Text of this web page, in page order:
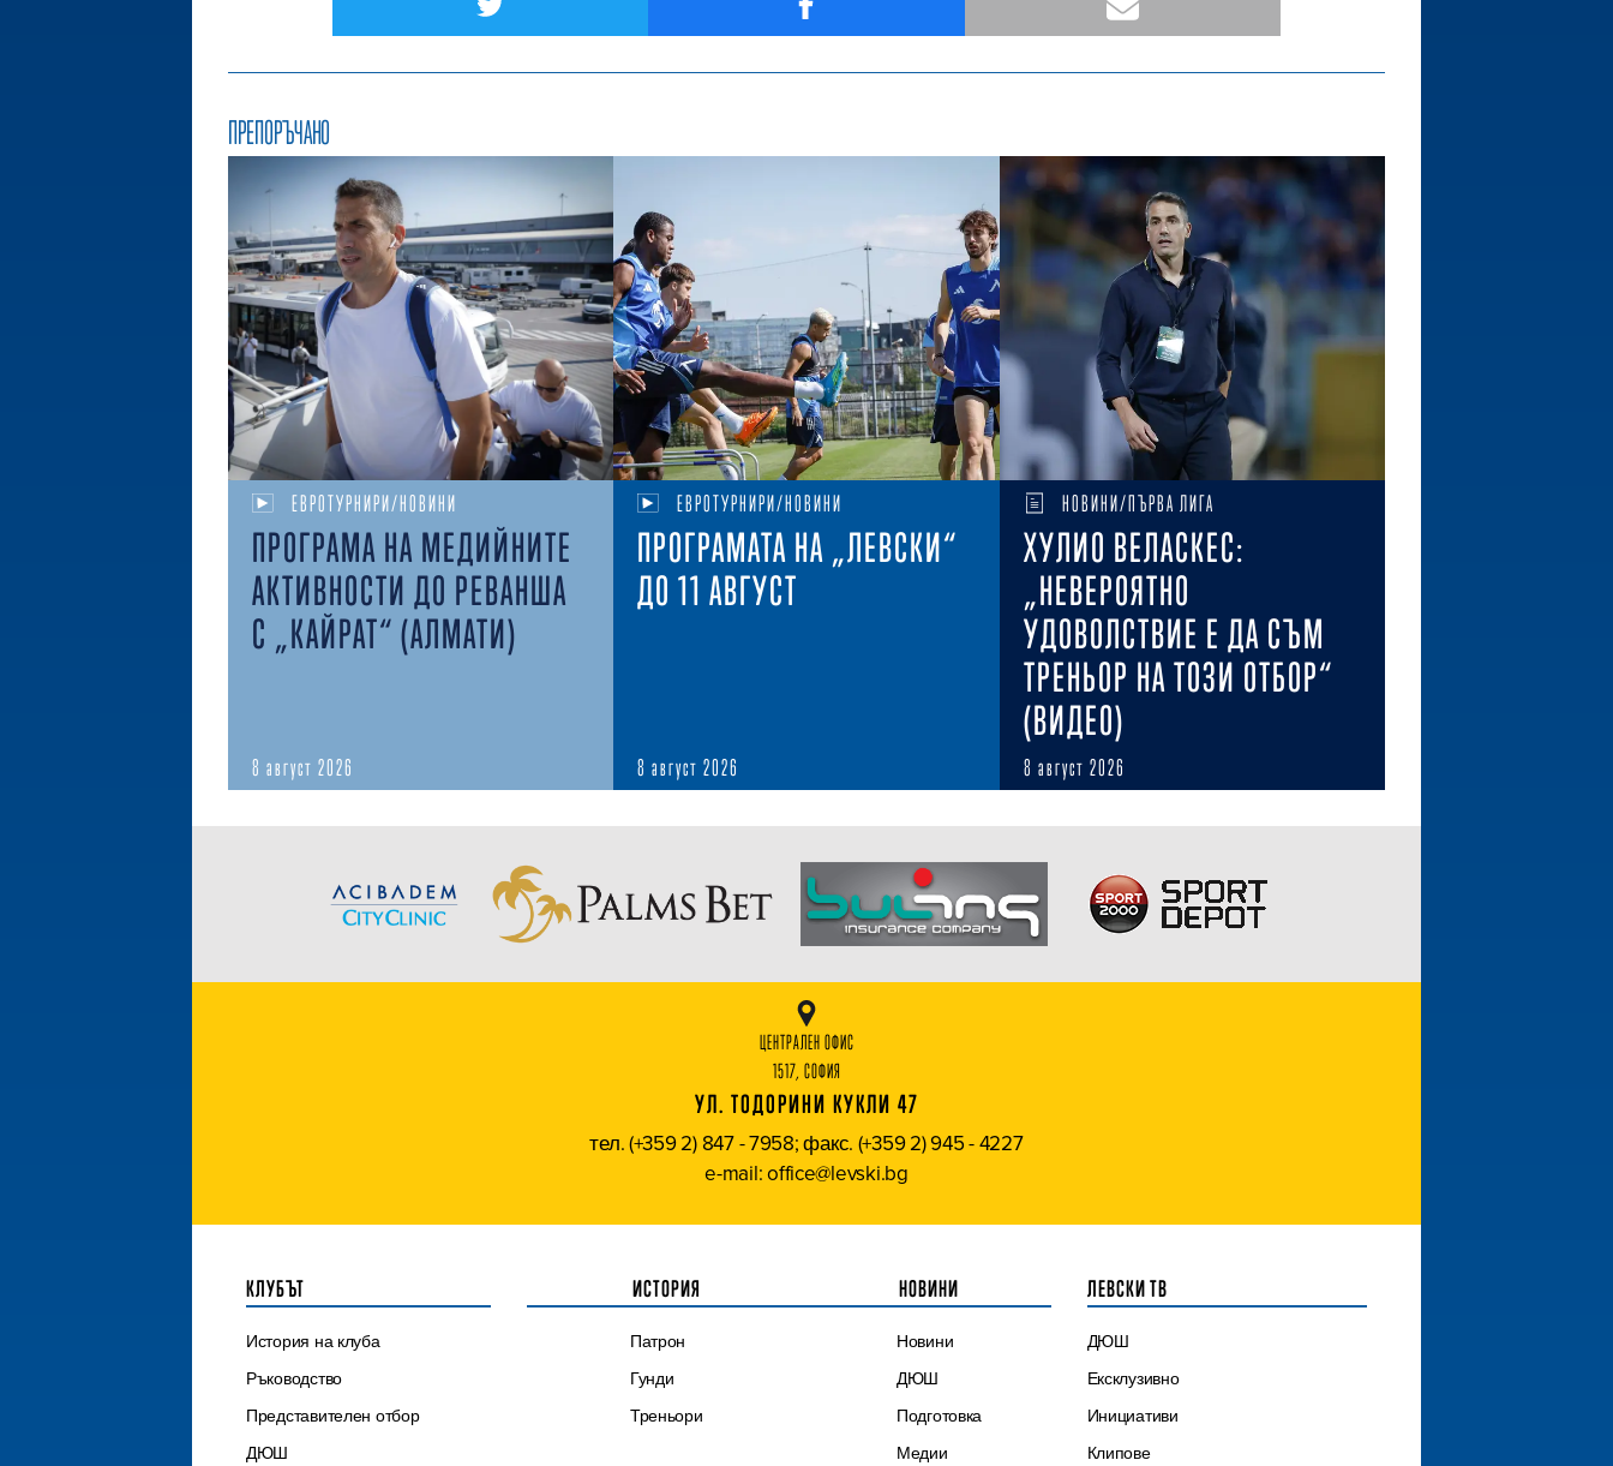
ПРЕПОРЪЧАНО
ЕВРОТУРНИРИ/НОВИНИ
ПРОГРАМА НА МЕДИЙНИТЕ
АКТИВНОСТИ ДО РЕВАНША
С „КАЙРАТ“ (АЛМАТИ)
8 август 2026
ЕВРОТУРНИРИ/НОВИНИ
ПРОГРАМАТА НА „ЛЕВСКИ“
ДО 11 АВГУСТ
8 август 2026
НОВИНИ/ПЪРВА ЛИГА
ХУЛИО ВЕЛАСКЕС:
„НЕВЕРОЯТНО
УДОВОЛСТВИЕ Е ДА СЪМ
ТРЕНЬОР НА ТОЗИ ОТБОР“
(ВИДЕО)
8 август 2026
ЦЕНТРАЛЕН ОФИС
1517, СОФИЯ
УЛ. ТОДОРИНИ КУКЛИ 47
тел. (+359 2) 847 - 7958; факс. (+359 2) 945 - 4227
e-mail: office@levski.bg
КЛУБЪТ
История на клуба
Ръководство
Представителен отбор
ДЮШ
ИСТОРИЯ
Патрон
Гунди
Треньори
НОВИНИ
Новини
ДЮШ
Подготовка
Медии
ЛЕВСКИ ТВ
ДЮШ
Ексклузивно
Инициативи
Клипове